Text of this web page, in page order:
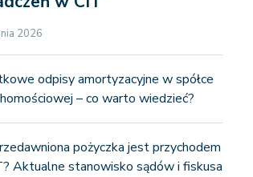
2026
odpisy amortyzacyjne w spółce
– co warto wiedzieć?
pożyczka jest przychodem
Aktualne stanowisko sądów i fiskusa